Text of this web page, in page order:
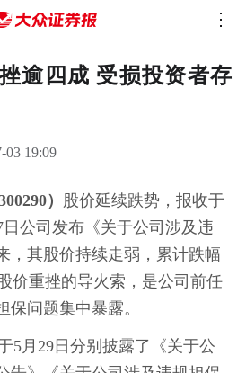
逾四成 受损投资者存
03 19:09
） 股价延续跌势，报收于
日公司发布《关于公司涉及违
，其股价持续走弱，累计跌幅
价重挫的导火索，是公司前任
保问题集中暴露。
5月29日分别披露了《关于公